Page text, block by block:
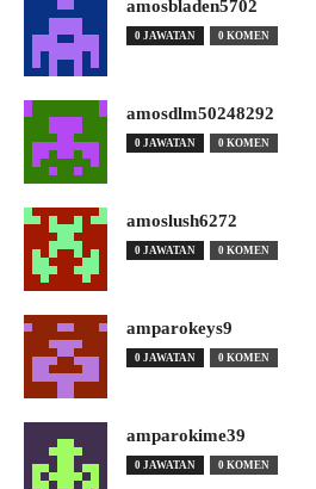
amosbladen5702
0 JAWATAN 0 KOMEN
amosdlm50248292
0 JAWATAN 0 KOMEN
amoslush6272
0 JAWATAN 0 KOMEN
amparokeys9
0 JAWATAN 0 KOMEN
amparokime39
0 JAWATAN 0 KOMEN